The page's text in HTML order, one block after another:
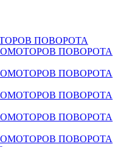
ПОВОРОТА
ПОВОРОТА
ПОВОРОТА
ПОВОРОТА
ПОВОРОТА
ПОВОРОТА